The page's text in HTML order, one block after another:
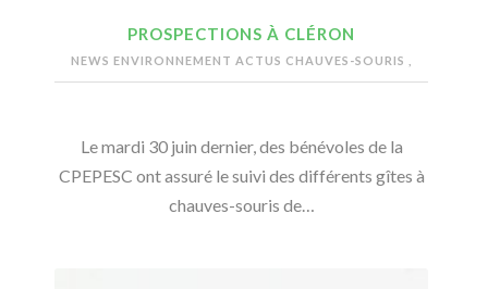
PROSPECTIONS À CLÉRON
NEWS ENVIRONNEMENT ACTUS CHAUVES-SOURIS
Le mardi 30 juin dernier, des bénévoles de la
CPEPESC ont assuré le suivi des différents gîtes à
chauves-souris de…